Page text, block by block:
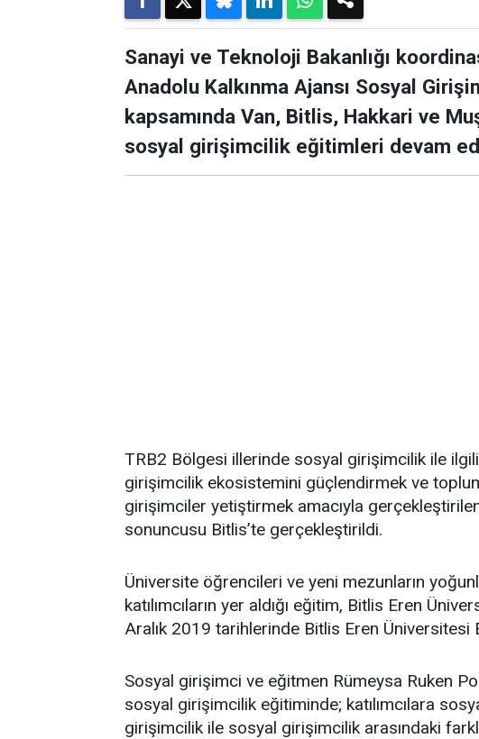
Sanayi ve Teknoloji Bakanlığı
Anadolu Kalkınma Ajansı Sosyal
kapsamında Van, Bitlis, Hakkari ve
sosyal girişimcilik eğitimleri devam
TRB2 Bölgesi illerinde sosyal girişimcilik ile ilgili
girişimcilik ekosistemini güçlendirmek ve
girişimciler yetiştirmek amacıyla
sonuncusu Bitlis’te gerçekleştirildi.
Üniversite öğrencileri ve yeni mezunların
katılımcıların yer aldığı eğitim, Bitlis Eren
Aralık 2019 tarihlerinde Bitlis Eren Üniversitesi
Sosyal girişimci ve eğitmen Rümeysa Ruken
sosyal girişimcilik eğitiminde; katılımcılara
girişimcilik ile sosyal girişimcilik arasındaki